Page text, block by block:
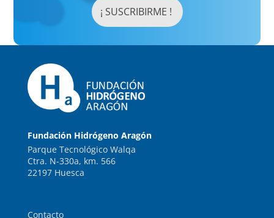
Fundación Hidrógeno Aragón
Parque Tecnológico Walqa
Ctra. N-330a, km. 566
22197 Huesca
Contacto